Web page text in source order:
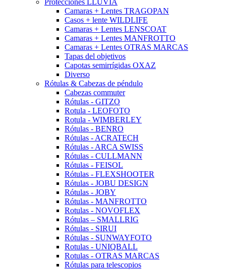
Protecciones LLUVIA
Camaras + Lentes TRAGOPAN
Casos + lente WILDLIFE
Camaras + Lentes LENSCOAT
Camaras + Lentes MANFROTTO
Camaras + Lentes OTRAS MARCAS
Tapas del objetivos
Capotas semirrígidas OXAZ
Diverso
Rótulas & Cabezas de péndulo
Cabezas commuter
Rótulas - GITZO
Rotula - LEOFOTO
Rotula - WIMBERLEY
Rótulas - BENRO
Rótulas - ACRATECH
Rótulas - ARCA SWISS
Rótulas - CULLMANN
Rótulas - FEISOL
Rótulas - FLEXSHOOTER
Rótulas - JOBU DESIGN
Rótulas - JOBY
Rótulas - MANFROTTO
Rotulas - NOVOFLEX
Rótulas – SMALLRIG
Rótulas - SIRUI
Rótulas - SUNWAYFOTO
Rotulas - UNIQBALL
Rotulas - OTRAS MARCAS
Rótulas para telescopios